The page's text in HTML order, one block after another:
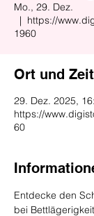
Mo., 29. Dez.
  |
https://
1960
Ort und Zeit
29. Dez. 2025,
https://
60
Entdecke den
bei